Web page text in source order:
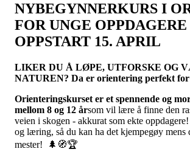
NYBEGYNNERKURS I
FOR UNGE OPPDAGERE
OPPSTART 15. APRIL
LIKER DU Å LØPE, UTFORSKE OG
NATUREN? Da er orientering perfekt for
Orienteringskurset er et spennende og
mellom 8 og 12 årsom vil lære å finne den
veien i skogen - akkurat som ekte
og læring, så du kan ha det kjempegøy mens
mester! 🌲🧭🏆